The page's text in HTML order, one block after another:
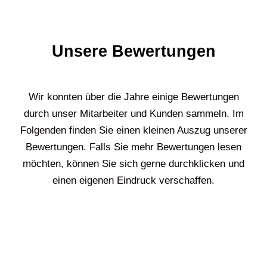
Unsere Bewertungen
Wir konnten über die Jahre einige Bewertungen
durch unser Mitarbeiter und Kunden sammeln. Im
Folgenden finden Sie einen kleinen Auszug unserer
Bewertungen. Falls Sie mehr Bewertungen lesen
möchten, können Sie sich gerne durchklicken und
einen eigenen Eindruck verschaffen.